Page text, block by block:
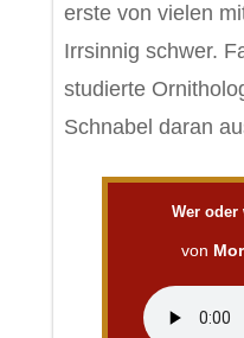
erste von vielen
Irrsinnig schwer.
studierte
Schnabel daran
Wer oder
von